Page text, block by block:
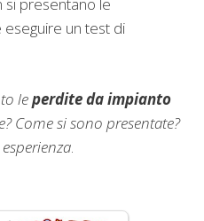
si presentano le
eseguire un test di
leperdite da impianto
Come si sono presentate?
.